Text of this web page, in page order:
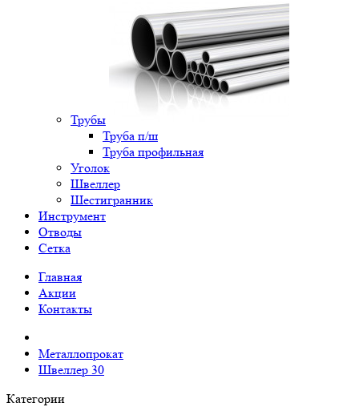
Трубы
Труба п/ш
Труба профильная
Уголок
Швеллер
Шестигранник
Инструмент
Отводы
Сетка
Главная
Акции
Контакты
Металлопрокат
Швеллер 30
Категории